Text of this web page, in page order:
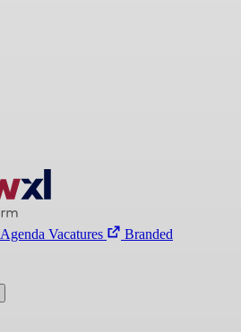
Agenda Vacatures Branded